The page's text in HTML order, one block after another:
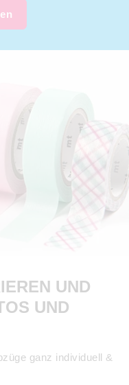
UND
UND
ganz individuell &